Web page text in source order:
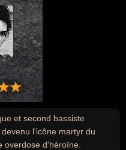
et second bassiste
l'icône martyr du
overdose d'héroïne.